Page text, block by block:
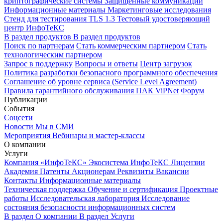
Информационные материалы Маркетинговые исследования
Стенд для тестирования TLS 1.3 Тестовый удостоверяющий
центр ИнфоТеКС
В раздел продуктов В раздел продуктов
Поиск по партнерам Стать коммерческим партнером Стать
технологическим партнером
Запрос в поддержку Вопросы и ответы Центр загрузок
Политика разработки безопасного программного обеспечения
Соглашение об уровне сервиса (Service Level Agreement)
Правила гарантийного обслуживания ПАК ViPNet Форум
Публикации
События
Соцсети
Новости Мы в СМИ
Мероприятия Вебинары и мастер-классы
О компании
Услуги
Компания «ИнфоТеКС» Экосистема ИнфоТеКС Лицензии
Академия Патенты Акционерам Реквизиты Вакансии
Контакты Информационные материалы
Техническая поддержка Обучение и сертификация Проектные
работы Исследовательская лаборатория Исследование
состояния безопасности информационных систем
В раздел О компании В раздел Услуги